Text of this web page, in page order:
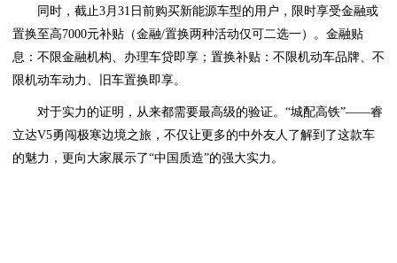
同时，截止3月31日前购买新能源车型的用户，限时享受金融或
置换至高7000元补贴（金融/置换两种活动仅可二选一）。金融贴
息：不限金融机构、办理车贷即享；置换补贴：不限机动车品牌、不
限机动车动力、旧车置换即享。
对于实力的证明，从来都需要最高级的验证。“城配高铁”——睿
立达V5勇闯极寒边境之旅，不仅让更多的中外友人了解到了这款车
的魅力，更向大家展示了“中国质造”的强大实力。